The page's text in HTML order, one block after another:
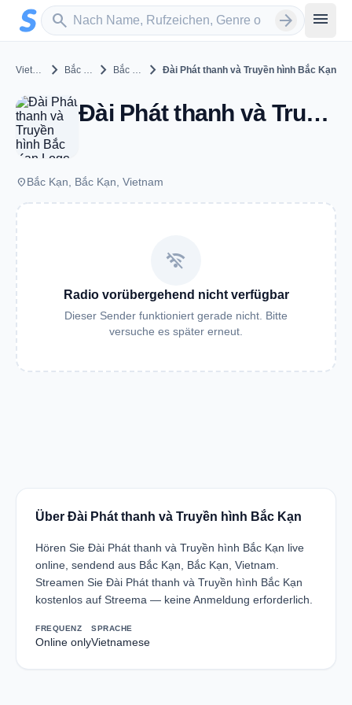
Zum Hauptinhalt springen
search
Sender suchen arrow_forward menu
Vietnam chevron_right Bắc Kạn chevron_right Bắc Kạn chevron_right Đài Phát thanh và Truyền hình Bắc Kạn
Đài Phát thanh và Truyền hình Bắc Kạn - Bắc Kạn
placeBắc Kạn, Bắc Kạn, Vietnam
wifi_off
Radio vorübergehend nicht verfügbar
Dieser Sender funktioniert gerade nicht. Bitte
versuche es später erneut.
Über Đài Phát thanh và Truyền hình Bắc Kạn
Hören Sie Đài Phát thanh và Truyền hình Bắc Kạn live
online, sendend aus Bắc Kạn, Bắc Kạn, Vietnam.
Streamen Sie Đài Phát thanh và Truyền hình Bắc Kạn
kostenlos auf Streema — keine Anmeldung erforderlich.
FREQUENZ
Online only
SPRACHE
Vietnamese